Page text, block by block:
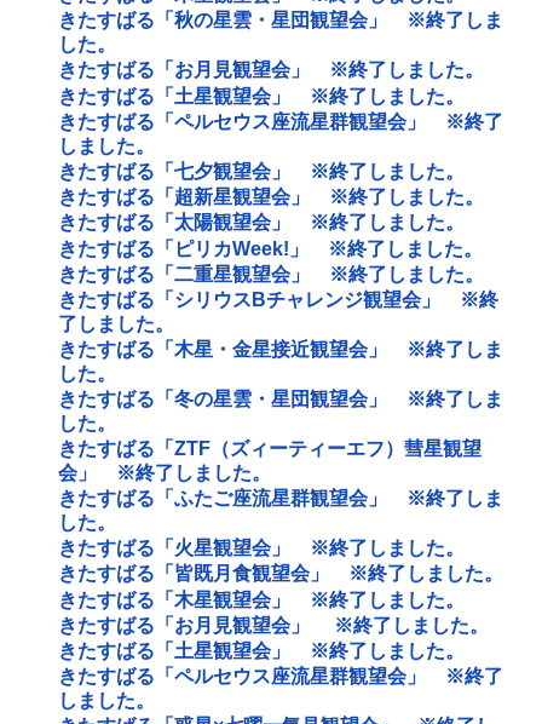
きたすばる「秋の星雲・星団観望会」 ※終了しま
した。
きたすばる「お月見観望会」 ※終了しました。
きたすばる「土星観望会」 ※終了しました。
きたすばる「ペルセウス座流星群観望会」 ※終了
しました。
きたすばる「七夕観望会」 ※終了しました。
きたすばる「超新星観望会」 ※終了しました。
きたすばる「太陽観望会」 ※終了しました。
きたすばる「ピリカWeek!」 ※終了しました。
きたすばる「二重星観望会」 ※終了しました。
きたすばる「シリウスBチャレンジ観望会」 ※終
了しました。
きたすばる「木星・金星接近観望会」 ※終了しま
した。
きたすばる「冬の星雲・星団観望会」 ※終了しま
した。
きたすばる「ZTF（ズィーティーエフ）彗星観望
会」 ※終了しました。
きたすばる「ふたご座流星群観望会」 ※終了しま
した。
きたすばる「火星観望会」 ※終了しました。
きたすばる「皆既月食観望会」 ※終了しました。
きたすばる「木星観望会」 ※終了しました。
きたすばる「お月見観望会」 ※終了しました。
きたすばる「土星観望会」 ※終了しました。
きたすばる「ペルセウス座流星群観望会」 ※終了
しました。